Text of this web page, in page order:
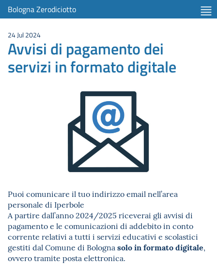
Bologna Zerodiciotto
24 Jul 2024
Avvisi di pagamento dei
servizi in formato digitale
Puoi comunicare il tuo indirizzo email nell’area
personale di Iperbole
A partire dall’anno 2024/2025 riceverai gli avvisi di
pagamento e le comunicazioni di addebito in conto
corrente relativi a tutti i servizi educativi e scolastici
gestiti dal Comune di Bolognasolo in formato digitale,
ovvero tramite posta elettronica.